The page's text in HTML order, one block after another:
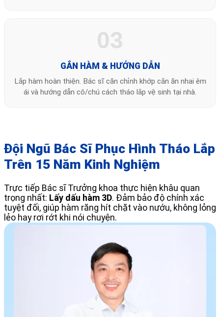
03
GẮN HÀM & HƯỚNG DẪN
Lắp hàm hoàn thiện. Bác sĩ căn chỉnh khớp cắn ăn nhai êm
ái và hướng dẫn cô/chú cách tháo lắp vệ sinh tại nhà.
Đội Ngũ Bác Sĩ Phục Hình Tháo Lắp
Trên 15 Năm Kinh Nghiệm
Trực tiếp Bác sĩ Trưởng khoa thực hiện khâu quan
trọng nhất: Lấy dấu hàm 3D. Đảm bảo độ chính xác
tuyệt đối, giúp hàm răng hít chặt vào nướu, không lỏng
lẻo hay rơi rớt khi nói chuyện.